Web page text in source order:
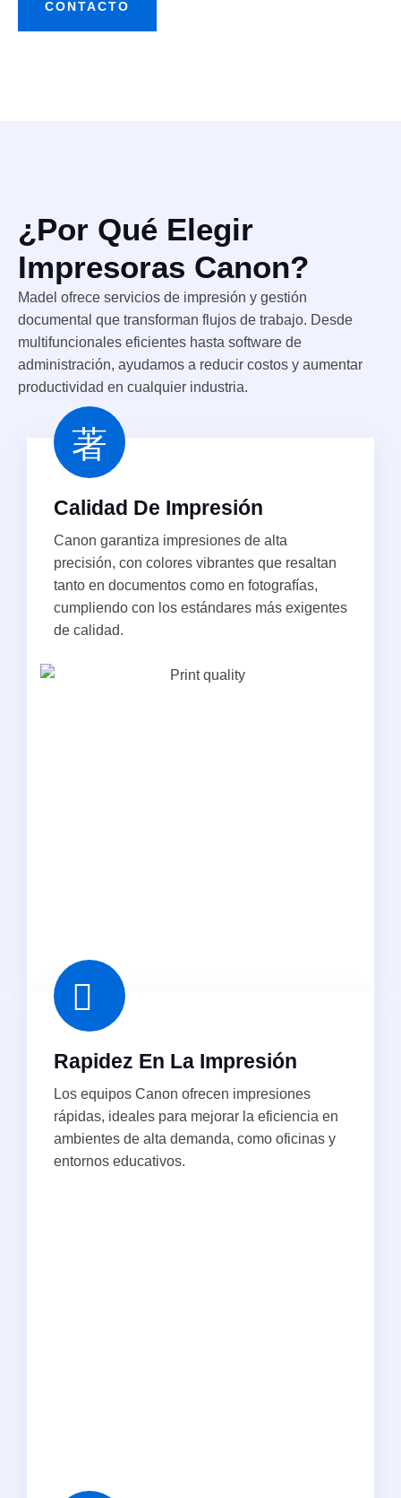
CONTACTO
¿Por Qué Elegir
Impresoras Canon?
Madel ofrece servicios de impresión y gestión
documental que transforman flujos de trabajo. Desde
multifuncionales eficientes hasta software de
administración, ayudamos a reducir costos y aumentar
productividad en cualquier industria.
Calidad De Impresión
Canon garantiza impresiones de alta
precisión, con colores vibrantes que resaltan
tanto en documentos como en fotografías,
cumpliendo con los estándares más exigentes
de calidad.
Rapidez En La Impresión
Los equipos Canon ofrecen impresiones
rápidas, ideales para mejorar la eficiencia en
ambientes de alta demanda, como oficinas y
entornos educativos.